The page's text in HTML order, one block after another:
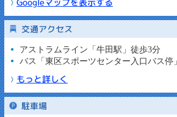
交通アクセス
アストラムライン「牛田駅」徒歩3分
バス「東区スポーツセンター入口バス停
もっと詳しく
駐車場